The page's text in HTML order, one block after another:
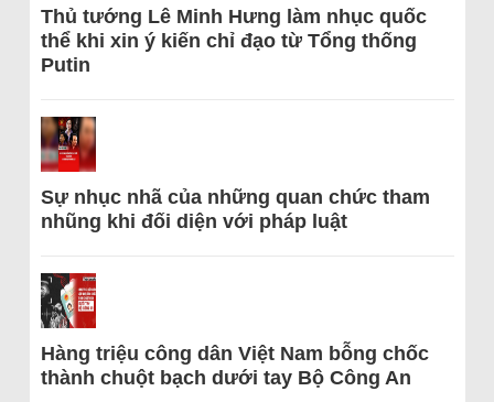
Thủ tướng Lê Minh Hưng làm nhục quốc
thể khi xin ý kiến chỉ đạo từ Tổng thống
Putin
Sự nhục nhã của những quan chức tham
nhũng khi đối diện với pháp luật
Hàng triệu công dân Việt Nam bỗng chốc
thành chuột bạch dưới tay Bộ Công An